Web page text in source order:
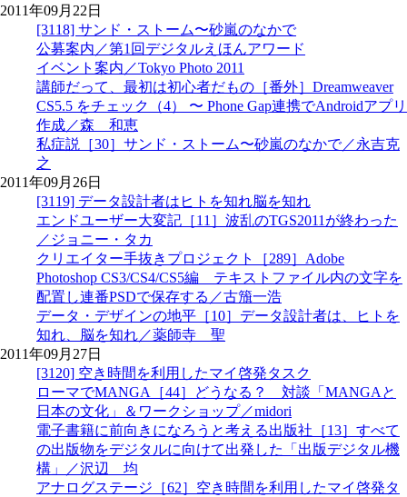
2011年09月22日
[3118] サンド・ストーム〜砂嵐のなかで
公募案内／第1回デジタルえほんアワード
イベント案内／Tokyo Photo 2011
講師だって、最初は初心者だもの［番外］Dreamweaver
CS5.5 をチェック（4） 〜 Phone Gap連携でAndroidアプリ
作成／森 和恵
私症説［30］サンド・ストーム〜砂嵐のなかで／永吉克
之
2011年09月26日
[3119] データ設計者はヒトを知れ脳を知れ
エンドユーザー大変記［11］波乱のTGS2011が終わった
／ジョニー・タカ
クリエイター手抜きプロジェクト［289］Adobe
Photoshop CS3/CS4/CS5編 テキストファイル内の文字を
配置し連番PSDで保存する／古籏一浩
データ・デザインの地平［10］データ設計者は、ヒトを
知れ、脳を知れ／薬師寺 聖
2011年09月27日
[3120] 空き時間を利用したマイ啓発タスク
ローマでMANGA［44］どうなる？ 対談「MANGAと
日本の文化」＆ワークショップ／midori
電子書籍に前向きになろうと考える出版社［13］すべて
の出版物をデジタルに向けて出発した「出版デジタル機
構」／沢辺 均
アナログステージ［62］空き時間を利用したマイ啓発タ